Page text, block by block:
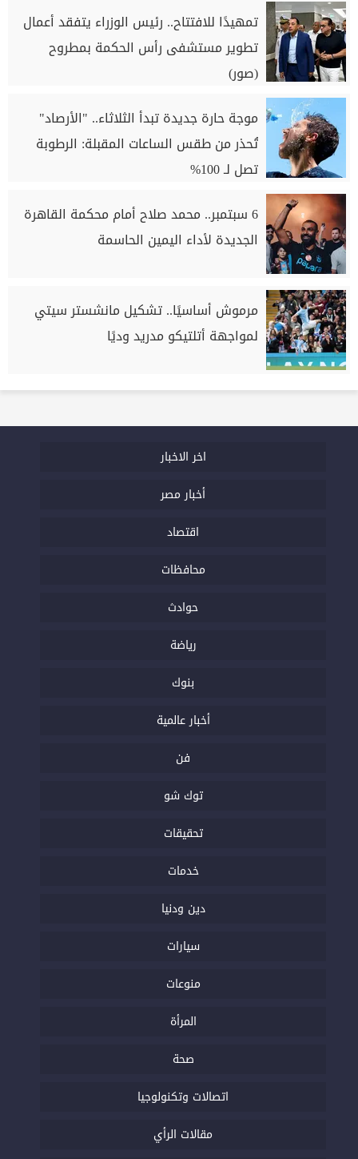
تمهيدًا للافتتاح.. رئيس الوزراء يتفقد أعمال
تطوير مستشفى رأس الحكمة بمطروح
(صور)
موجة حارة جديدة تبدأ الثلاثاء.. "الأرصاد"
تُحذر من طقس الساعات المقبلة: الرطوبة
تصل لـ 100%
6 سبتمبر.. محمد صلاح أمام محكمة القاهرة
الجديدة لأداء اليمين الحاسمة
مرموش أساسيًا.. تشكيل مانشستر سيتي
لمواجهة أتلتيكو مدريد وديًا
اخر الاخبار
أخبار مصر
اقتصاد
محافظات
حوادث
رياضة
بنوك
أخبار عالمية
فن
توك شو
تحقيقات
خدمات
دين ودنيا
سيارات
منوعات
المرأة
صحة
اتصالات وتكنولوجيا
مقالات الرأي